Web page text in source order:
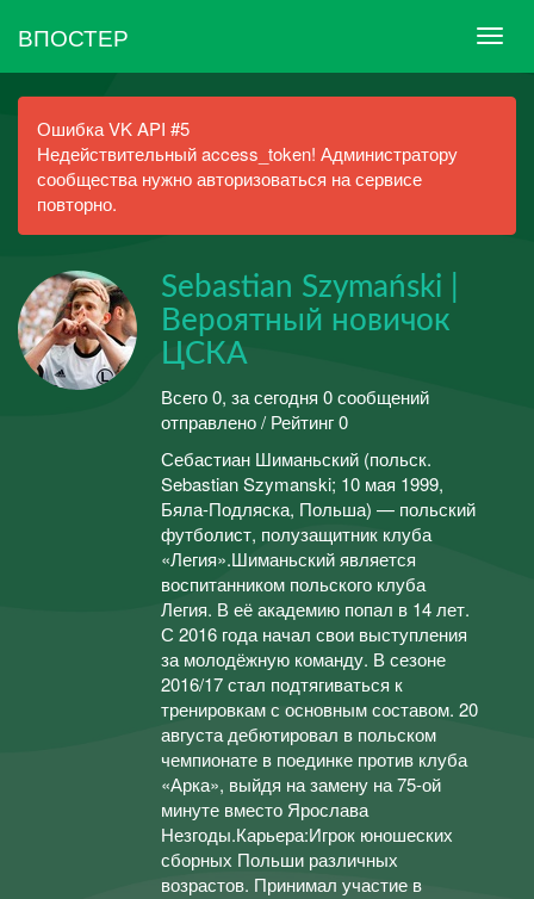
ВПОСТЕР
Ошибка VK API #5
Недействительный access_token! Администратору
сообщества нужно авторизоваться на сервисе
повторно.
Sebastian Szymański |
Вероятный новичок
ЦСКА
Всего 0, за сегодня 0 сообщений
отправлено / Рейтинг 0
Себастиан Шиманьский (польск.
Sebastian Szymanski; 10 мая 1999,
Бяла-Подляска, Польша) — польский
футболист, полузащитник клуба
«Легия».Шиманьский является
воспитанником польского клуба
Легия. В её академию попал в 14 лет.
С 2016 года начал свои выступления
за молодёжную команду. В сезоне
2016/17 стал подтягиваться к
тренировкам с основным составом. 20
августа дебютировал в польском
чемпионате в поединке против клуба
«Арка», выйдя на замену на 75-ой
минуте вместо Ярослава
Незгоды.Карьера:Игрок юношеских
сборных Польши различных
возрастов. Принимал участие в